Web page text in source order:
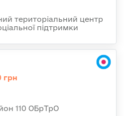
територіальний центр
підтримки
грн
110 ОБрТрО